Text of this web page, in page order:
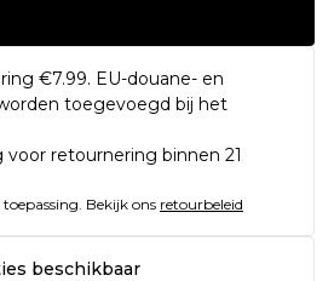
€7.99. EU-douane- en
toegevoegd bij het
voor retournering binnen 21
Bekijk ons retourbeleid
beschikbaar